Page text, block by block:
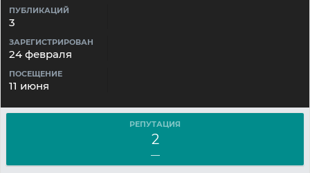
ПУБЛИКАЦИЙ
3
ЗАРЕГИСТРИРОВАН
24 февраля
ПОСЕЩЕНИЕ
11 июня
РЕПУТАЦИЯ
2
—